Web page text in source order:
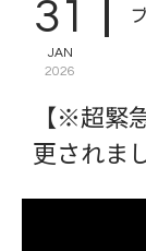
31
JAN
2026
【※超緊
更されま